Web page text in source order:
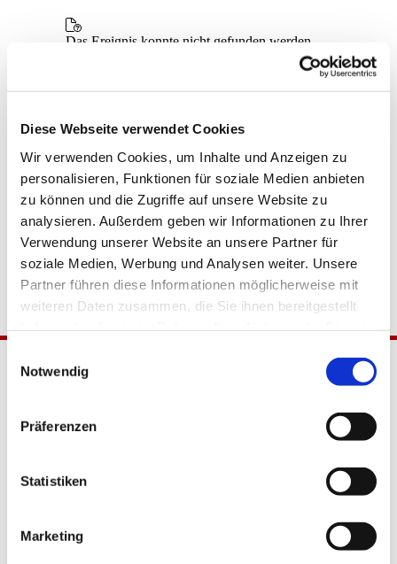
Diese Webseite verwendet Cookies
Wir verwenden Cookies, um Inhalte und Anzeigen zu
personalisieren, Funktionen für soziale Medien anbieten
zu können und die Zugriffe auf unsere Website zu
analysieren. Außerdem geben wir Informationen zu Ihrer
Verwendung unserer Website an unsere Partner für
soziale Medien, Werbung und Analysen weiter. Unsere
Partner führen diese Informationen möglicherweise mit
weiteren Daten zusammen, die Sie ihnen bereitgestellt
Notwendig
Präferenzen
Statistiken
Marketing
Tempelhof-Buckow